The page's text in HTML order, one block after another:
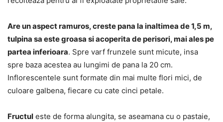
Are un aspect ramuros, creste pana la inaltimea de 1,5 m,
tulpina sa este groasa si acoperita de perisori, mai ales pe
partea inferioara. Spre varf frunzele sunt micute, insa
spre baza acestea au lungimi de pana la 20 cm.
Inflorescentele sunt formate din mai multe flori mici, de
culoare galbena, fiecare cu cate cinci petale.
Fructul este de forma alungita, se aseamana cu o pastaie,